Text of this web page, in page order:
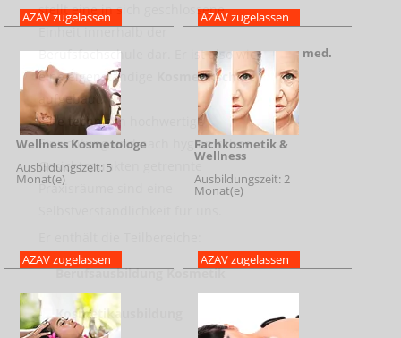
AZAV zugelassen AZAV zugelassen
Wellness Kosmetologe
Ausbildungszeit: 5
Monat(e)
AZAV zugelassen
med.
Fachkosmetik &
Wellness
Ausbildungszeit: 2
Monat(e)
AZAV zugelassen
stellt eine in sich geschlossene
Einheit innerhalb der
Berufsfachschule dar. Er ist also wie
eine eigenständige
Kosmetikschule
aufgebaut.
Eine technisch hochwertige
Einrichtung und nach hygienischen
Gesichtspunkten getrennte
Praxisräume sind eine
- Berufsausbildung Kosmetik
- Kosmetikausbildung